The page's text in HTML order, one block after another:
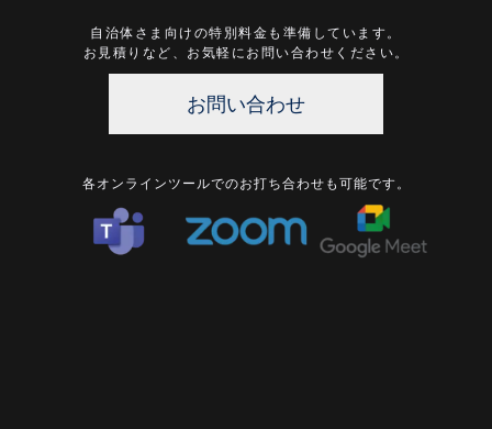
自治体さま向けの特別料金も準備しています。
お見積りなど、お気軽にお問い合わせください。
お問い合わせ
各オンラインツールでのお打ち合わせも可能です。